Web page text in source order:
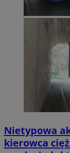
Nietypowa
kierowca